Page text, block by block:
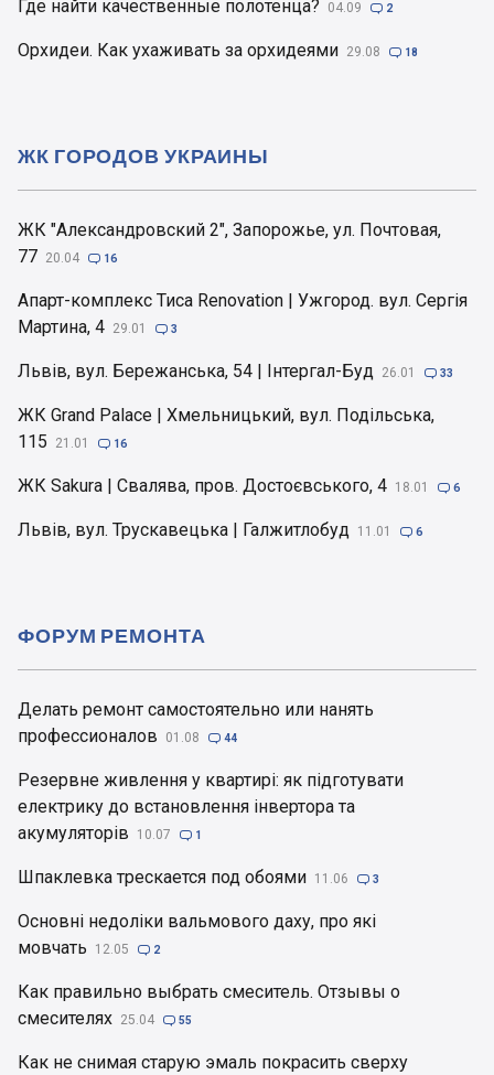
Где найти качественные полотенца? 04.09  2
Орхидеи. Как ухаживать за орхидеями 29.08  18
ЖК "Александровский 2", Запорожье, ул. Почтовая,
77 20.04  16
Апарт-комплекс Тиса Renovation | Ужгород. вул. Сергія
Мартина, 4 29.01  3
Львів, вул. Бережанська, 54 | Інтергал-Буд 26.01  33
ЖК Grand Palace | Хмельницький, вул. Подільська,
115
21.01  16
ЖК Sakura | Свалява, пров. Достоєвського, 4 18.01  6
Львів, вул. Трускавецька | Галжитлобуд 11.01  6
ЖК ГОРОДОВ УКРАИНЫ
Делать ремонт самостоятельно или нанять
профессионалов
01.08  44
Резервне живлення у квартирі: як підготувати
електрику до встановлення інвертора та
акумуляторів
10.07  1
Шпаклевка трескается под обоями 11.06  3
Основні недоліки вальмового даху, про які
мовчать
12.05  2
Как правильно выбрать смеситель. Отзывы о
смесителях 25.04  55
Как не снимая старую эмаль покрасить сверху
ФОРУМ РЕМОНТА